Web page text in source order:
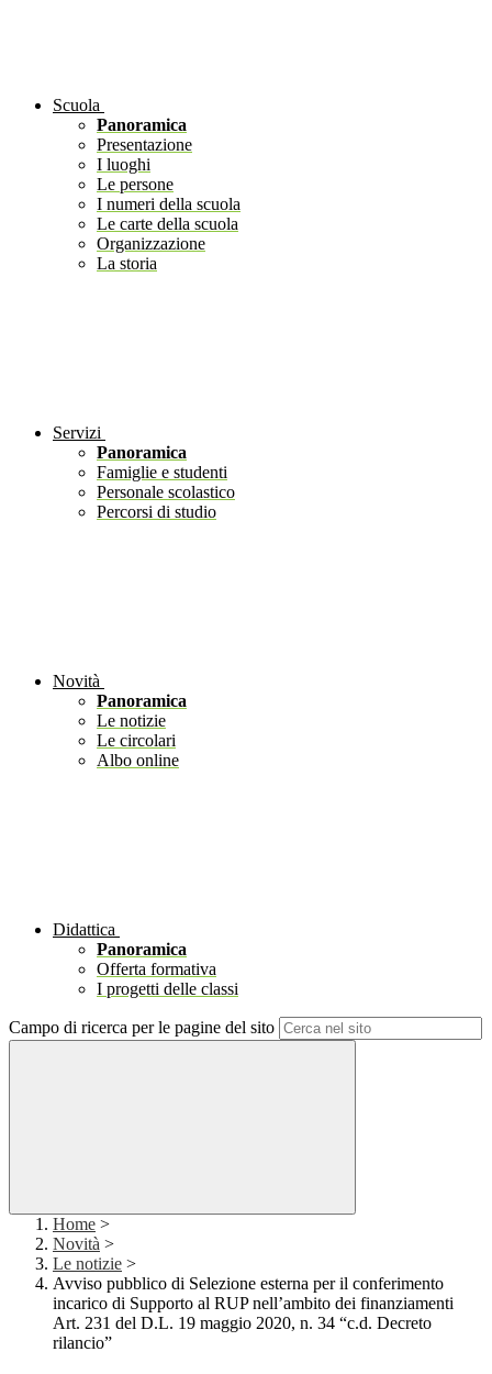
Scuola
Panoramica
Presentazione
I luoghi
Le persone
I numeri della scuola
Le carte della scuola
Organizzazione
La storia
Servizi
Panoramica
Famiglie e studenti
Personale scolastico
Percorsi di studio
Novità
Panoramica
Le notizie
Le circolari
Albo online
Didattica
Panoramica
Offerta formativa
I progetti delle classi
Campo di ricerca per le pagine del sito
Home >
Novità >
Le notizie >
Avviso pubblico di Selezione esterna per il conferimento
incarico di Supporto al RUP nell’ambito dei finanziamenti
Art. 231 del D.L. 19 maggio 2020, n. 34 “c.d. Decreto
rilancio”